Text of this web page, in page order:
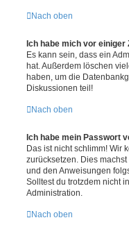
Nach oben
Ich habe mich vor
Es kann sein, dass ein
hat. Außerdem löschen
haben, um die
Diskussionen teil!
Nach oben
Ich habe mein Passwort
Das ist nicht schlimm! Wir
zurücksetzen. Dies
und den Anweisungen
Solltest du trotzdem nicht
Administration.
Nach oben